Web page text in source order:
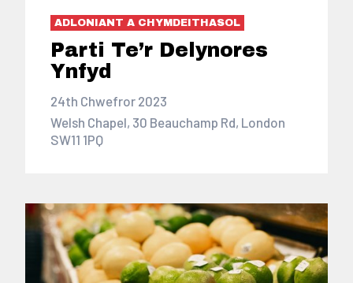
ADLONIANT A CHYMDEITHASOL
Parti Te’r Delynores
Ynfyd
24th Chwefror 2023
Welsh Chapel, 30 Beauchamp Rd, London
SW11 1PQ